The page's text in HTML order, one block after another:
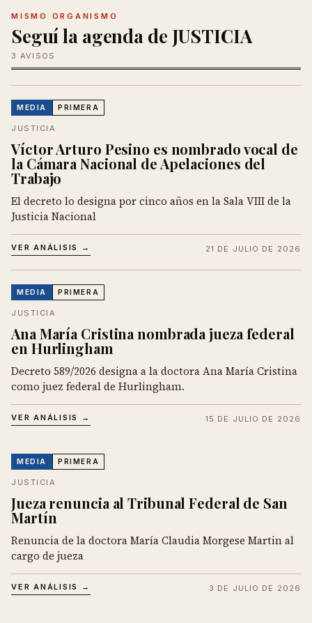
MISMO ORGANISMO
Seguí la agenda de JUSTICIA
3 AVISOS
MEDIA PRIMERA
JUSTICIA
Víctor Arturo Pesino es nombrado vocal de
la Cámara Nacional de Apelaciones del
Trabajo
El decreto lo designa por cinco años en la Sala VIII de la
Justicia Nacional
VER ANÁLISIS → 21 DE JULIO DE 2026
MEDIA PRIMERA
JUSTICIA
Ana María Cristina nombrada jueza federal
en Hurlingham
Decreto 589/2026 designa a la doctora Ana María Cristina
como juez federal de Hurlingham.
VER ANÁLISIS → 15 DE JULIO DE 2026
MEDIA PRIMERA
JUSTICIA
Jueza renuncia al Tribunal Federal de San
Martín
Renuncia de la doctora María Claudia Morgese Martin al
cargo de jueza
VER ANÁLISIS → 3 DE JULIO DE 2026